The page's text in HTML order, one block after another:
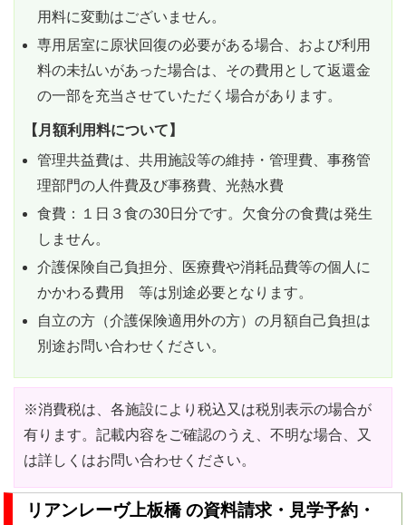
用料に変動はございません。
専用居室に原状回復の必要がある場合、および利用
料の未払いがあった場合は、その費用として返還金
の一部を充当させていただく場合があります。
【月額利用料について】
管理共益費は、共用施設等の維持・管理費、事務管
理部門の人件費及び事務費、光熱水費
食費：１日３食の30日分です。欠食分の食費は発生
しません。
介護保険自己負担分、医療費や消耗品費等の個人に
かかわる費用 等は別途必要となります。
自立の方（介護保険適用外の方）の月額自己負担は
別途お問い合わせください。
※消費税は、各施設により税込又は税別表示の場合が
有ります。記載内容をご確認のうえ、不明な場合、又
は詳しくはお問い合わせください。
リアンレーヴ上板橋 の資料請求・見学予約・